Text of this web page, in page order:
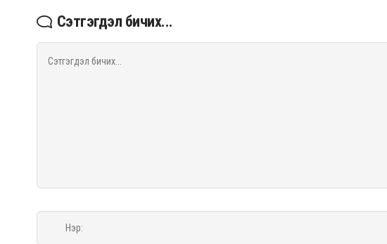
Сэтгэгдэл бичих...